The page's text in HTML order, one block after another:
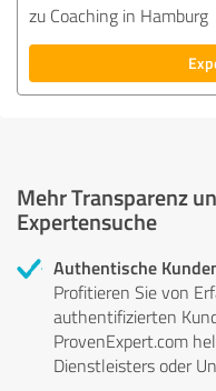
zu Coaching in Hamburg
Mehr Transparenz
Expertensuche
Authentische
Profitieren Sie von
authentifizierten
ProvenExpert.com
Dienstleisters oder